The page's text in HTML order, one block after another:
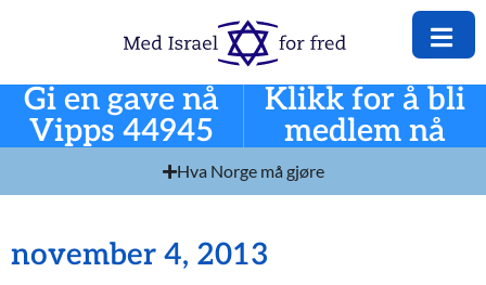
Gi en gave nå
Vipps 44945
Klikk for å bli
medlem nå
Hva Norge må gjøre
november 4, 2013